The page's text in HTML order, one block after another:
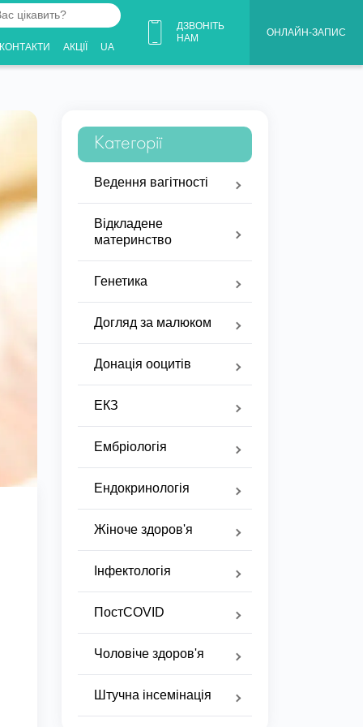
КОНТАКТИ АКЦІЇ UA
ДЗВОНІТЬ
НАМ
ОНЛАЙН-ЗАПИС
Категорії
Ведення вагітності
Відкладене
материнство
Генетика
Догляд за малюком
Донація ооцитів
ЕКЗ
Ембріологія
Ендокринологія
Жіноче здоров'я
Інфектологія
ПостCOVID
Чоловіче здоров'я
Штучна інсемінація